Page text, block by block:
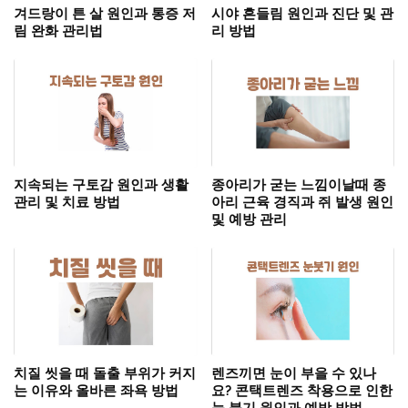
겨드랑이 튼 살 원인과 통증 저
림 완화 관리법
시야 흔들림 원인과 진단 및 관
리 방법
지속되는 구토감 원인과 생활
관리 및 치료 방법
종아리가 굳는 느낌이날때 종
아리 근육 경직과 쥐 발생 원인
및 예방 관리
치질 씻을 때 돌출 부위가 커지
는 이유와 올바른 좌욕 방법
렌즈끼면 눈이 부을 수 있나
요? 콘택트렌즈 착용으로 인한